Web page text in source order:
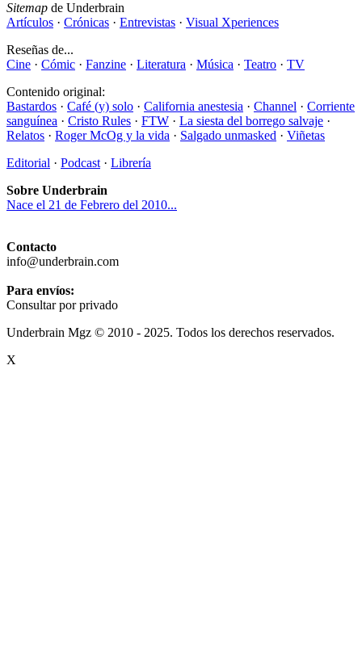
Sitemap de Underbrain
Artículos · Crónicas · Entrevistas · Visual Xperiences
Reseñas de...
Cine · Cómic · Fanzine · Literatura · Música · Teatro · TV
Contenido original:
Bastardos · Café (y) solo · California anestesia · Channel · Corriente
sanguínea · Cristo Rules · FTW · La siesta del borrego salvaje ·
Relatos · Roger McOg y la vida · Salgado unmasked · Viñetas
Editorial · Podcast · Librería
Sobre Underbrain
Nace el 21 de Febrero del 2010...
Contacto
info@underbrain.com
Para envíos:
Consultar por privado
Underbrain Mgz © 2010 - 2025. Todos los derechos reservados.
X